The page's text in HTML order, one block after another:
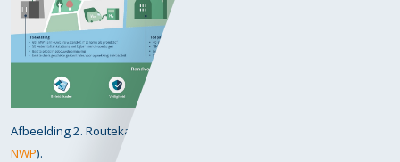
Afbeelding 2. Routekaart van Nationaal waterstof programma (bron:
NWP).